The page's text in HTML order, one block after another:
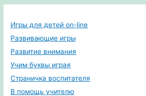
Игры для детей on-line
Развивающие игры
Развитие внимания
Учим буквы играя
Страничка воспитателя
В помощь учителю